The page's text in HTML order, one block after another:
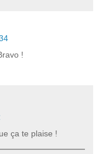
!
ça te plaise !